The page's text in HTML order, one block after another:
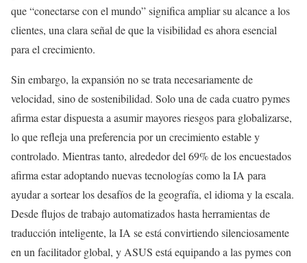
que “conectarse con el mundo” significa ampliar su alcance a los
clientes, una clara señal de que la visibilidad es ahora esencial
para el crecimiento.
Sin embargo, la expansión no se trata necesariamente de
velocidad, sino de sostenibilidad. Solo una de cada cuatro pymes
afirma estar dispuesta a asumir mayores riesgos para globalizarse,
lo que refleja una preferencia por un crecimiento estable y
controlado. Mientras tanto, alrededor del 69% de los encuestados
afirma estar adoptando nuevas tecnologías como la IA para
ayudar a sortear los desafíos de la geografía, el idioma y la escala.
Desde flujos de trabajo automatizados hasta herramientas de
traducción inteligente, la IA se está convirtiendo silenciosamente
en un facilitador global, y ASUS está equipando a las pymes con